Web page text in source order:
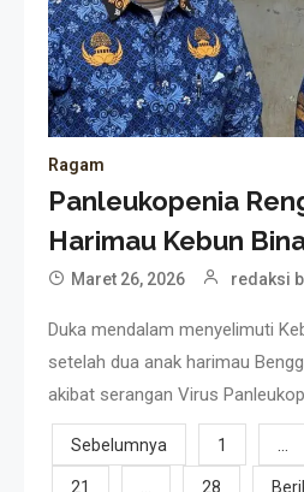
Ragam
Panleukopenia
Harimau Kebun
Maret 26, 2026 redaksi
Duka mendalam menyelimuti
setelah dua anak harimau
akibat serangan Virus
Paginasi
Sebelumnya 1 …
21 28